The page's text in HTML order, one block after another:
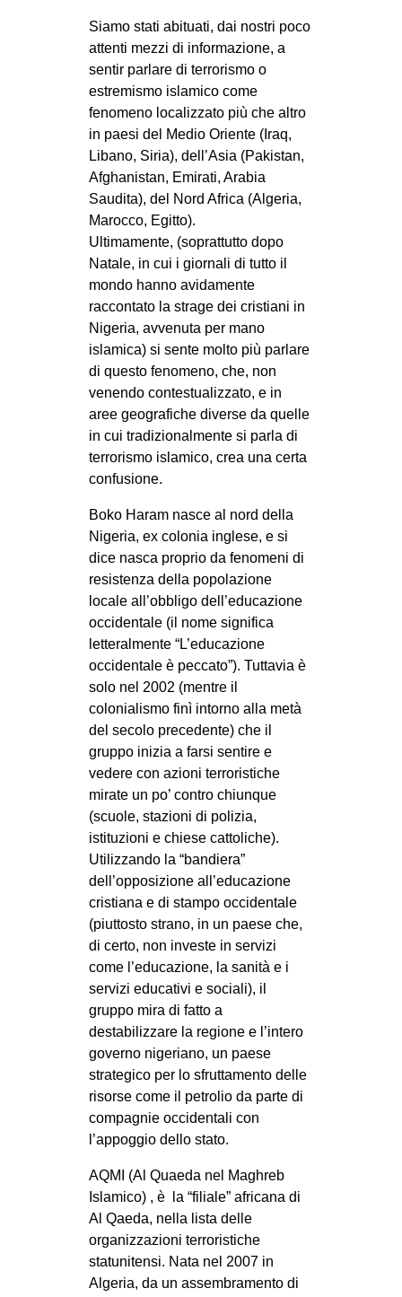
REPRESSIONE
STUDENTI
CULTURE
ARTE
CINEMA
MANIFESTI
MUSICA
RECENSIONI
INTERNAZIONALE
AFRICA
AMERICHE
ESTREMO ORIENTE
EUROPA
MEDIO ORIENTE
EVENTI
in
Fb
tw
bsky
ms
SEARCH
Siamo stati abituati, dai nostri poco
attenti mezzi di informazione, a
sentir parlare di terrorismo o
estremismo islamico come
fenomeno localizzato più che altro
in paesi del Medio Oriente (Iraq,
Libano, Siria), dell’Asia (Pakistan,
Afghanistan, Emirati, Arabia
Saudita), del Nord Africa (Algeria,
Marocco, Egitto).
Ultimamente, (soprattutto dopo
Natale, in cui i giornali di tutto il
mondo hanno avidamente
raccontato la strage dei cristiani in
Nigeria, avvenuta per mano
islamica) si sente molto più parlare
di questo fenomeno, che, non
venendo contestualizzato, e in
aree geografiche diverse da quelle
in cui tradizionalmente si parla di
terrorismo islamico, crea una certa
confusione.
Boko Haram nasce al nord della
Nigeria, ex colonia inglese, e si
dice nasca proprio da fenomeni di
resistenza della popolazione
locale all’obbligo dell’educazione
occidentale (il nome significa
letteralmente “L’educazione
occidentale è peccato”). Tuttavia è
solo nel 2002 (mentre il
colonialismo finì intorno alla metà
del secolo precedente) che il
gruppo inizia a farsi sentire e
vedere con azioni terroristiche
mirate un po’ contro chiunque
(scuole, stazioni di polizia,
istituzioni e chiese cattoliche).
Utilizzando la “bandiera”
dell’opposizione all’educazione
cristiana e di stampo occidentale
(piuttosto strano, in un paese che,
di certo, non investe in servizi
come l’educazione, la sanità e i
servizi educativi e sociali), il
gruppo mira di fatto a
destabilizzare la regione e l’intero
governo nigeriano, un paese
strategico per lo sfruttamento delle
risorse come il petrolio da parte di
compagnie occidentali con
l’appoggio dello stato.
AQMI (Al Quaeda nel Maghreb
Islamico) , è la “filiale” africana di
Al Qaeda, nella lista delle
organizzazioni terroristiche
statunitensi. Nata nel 2007 in
Algeria, da un assembramento di